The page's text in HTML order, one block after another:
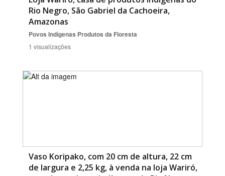
Rio Negro, São Gabriel da Cachoeira,
Amazonas
Povos Indígenas Produtos da Floresta
1 visualizações
Vaso Koripako, com 20 cm de altura, 22 cm
de largura e 2,25 kg, à venda na loja Wariró,